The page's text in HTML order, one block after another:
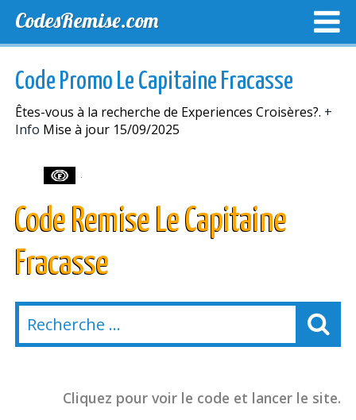
CodesRemise.com
NOUVELLES MAGASINS
Code Promo Le Capitaine Fracasse
Êtes-vous à la recherche de Experiences Croisères?. +
Info Mise à jour 15/09/2025
Code Remise Le Capitaine
Fracasse
Cliquez pour voir le code et lancer le site.